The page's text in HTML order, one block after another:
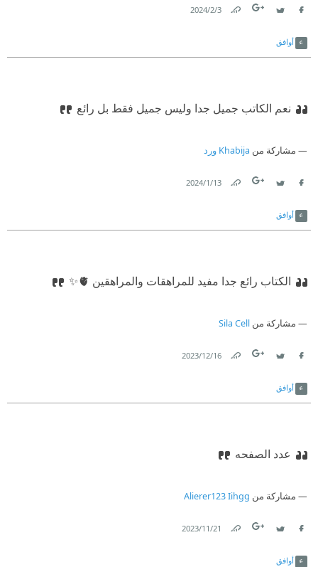
3‏/2‏/2024
أوافق
نعم الكاتب جميل جدا وليس جميل فقط بل رائع
مشاركة من Khabija ورد
13‏/1‏/2024
أوافق
الكتاب رائع جدا مفيد للمراهقات والمراهقين 🫀✨
مشاركة من Sila Cell
16‏/12‏/2023
أوافق
عدد الصفحه
مشاركة من Alierer123 Iihgg
21‏/11‏/2023
أوافق